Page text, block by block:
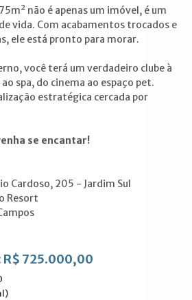
não é apenas um imóvel, é um
vida. Com acabamentos trocados e
ele está pronto para morar.
você terá um verdadeiro clube à
spa, do cinema ao espaço pet.
estratégica cercada por
se encantar!
Cardoso, 205 - Jardim Sul
Resort
R$ 725.000,00